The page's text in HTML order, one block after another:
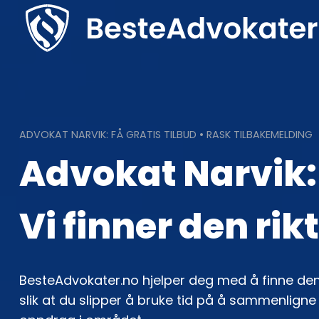
content
ADVOKAT NARVIK: FÅ GRATIS TILBUD • RASK TILBAKEMELDING
Advokat Narvik:
Vi finner den
BesteAdvokater.no hjelper deg med å finne
slik at du slipper å bruke tid på å